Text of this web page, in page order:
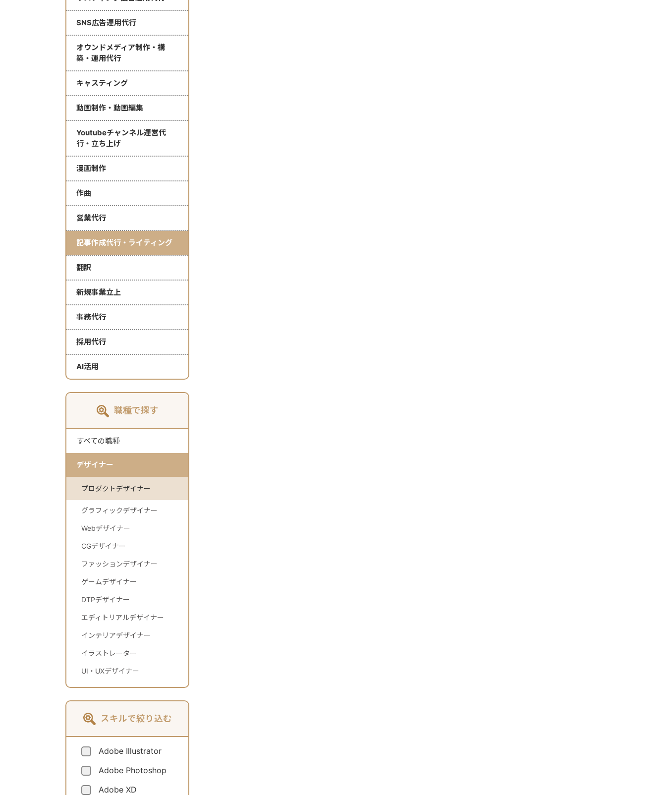
SNS広告運用代行
オウンドメディア制作・構
築・運用代行
キャスティング
動画制作・動画編集
Youtubeチャンネル運営代
行・立ち上げ
漫画制作
作曲
営業代行
記事作成代行・ライティング
翻訳
新規事業立上
事務代行
採用代行
AI活用
職種で探す
すべての職種
デザイナー
プロダクトデザイナー
グラフィックデザイナー
Webデザイナー
CGデザイナー
ファッションデザイナー
ゲームデザイナー
DTPデザイナー
エディトリアルデザイナー
インテリアデザイナー
イラストレーター
UI・UXデザイナー
スキルで絞り込む
Adobe Illustrator
Adobe Photoshop
Adobe XD